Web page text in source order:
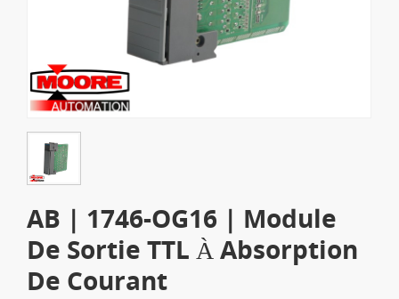
AB | 1746-OG16 | Module
De Sortie TTL À Absorption
De Courant